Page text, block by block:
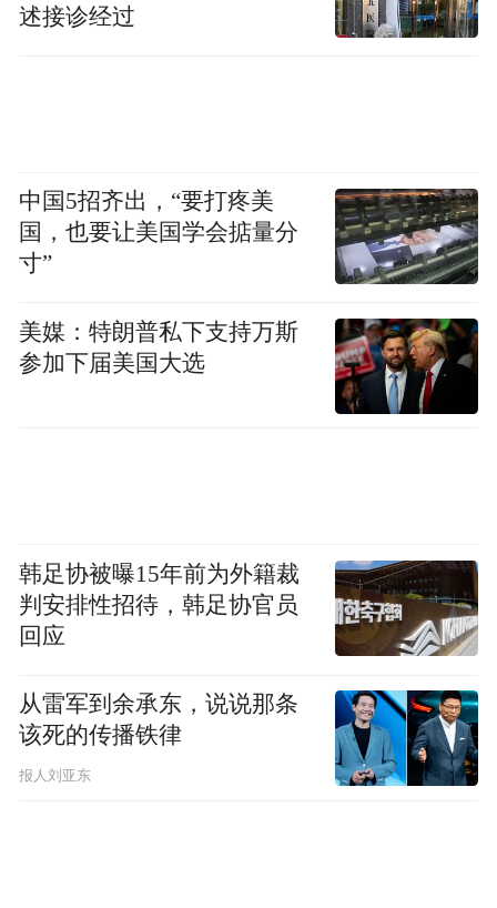
述接诊经过
中国5招齐出，“要打疼美
国，也要让美国学会掂量分
寸”
美媒：特朗普私下支持万斯
参加下届美国大选
韩足协被曝15年前为外籍裁
判安排性招待，韩足协官员
回应
从雷军到余承东，说说那条
该死的传播铁律
报人刘亚东